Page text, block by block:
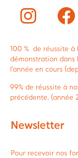
100 % de réussite à
démonstration dans
l’année en cours
99% de réussite à
précédente. (année
Newsletter
Pour recevoir nos